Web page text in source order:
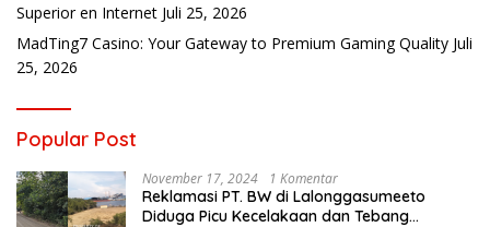
Superior en Internet Juli 25, 2026
MadTing7 Casino: Your Gateway to Premium Gaming Quality Juli
25, 2026
Popular Post
November 17, 2024 1 Komentar
Reklamasi PT. BW di Lalonggasumeeto
Diduga Picu Kecelakaan dan Tebang